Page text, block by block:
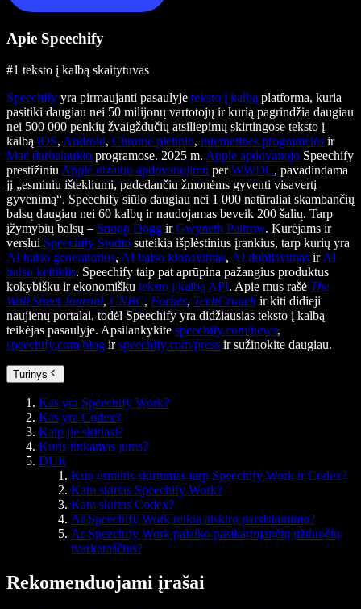
Apie Speechify
#1 teksto į kalbą skaitytuvas
Speechify yra pirmaujanti pasaulyje teksto į kalbą platforma, kuria
pasitiki daugiau nei 50 milijonų vartotojų ir kurią pagrindžia daugiau
nei 500 000 penkių žvaigždučių atsiliepimų skirtingose teksto į
kalbą iOS, Android, Chrome plėtinio, internetinės programėlės ir
Mac darbalaukio programose. 2025 m. Apple apdovanojo Speechify
prestižiniu Apple dizaino apdovanojimu perWWDC, pavadindama
jį „esminiu ištekliumi, padedančiu žmonėms gyventi visavertį
gyvenimą“. Speechify siūlo daugiau nei 1 000 natūraliai skambančių
balsų daugiau nei 60 kalbų ir naudojamas beveik 200 šalių. Tarp
įžymybių balsų – Snoop Dogg irGwyneth Paltrow. Kūrėjams ir
verslui Speechify Studio suteikia išplėstinius įrankius, tarp kurių yra
AI balso generatorius, AI balso klonavimas, AI dubliavimas irAI
balso keitiklis. Speechify taip pat aprūpina pažangius produktus
kokybišku ir ekonomišku teksto į kalbą API. Apie mus rašė The
Wall Street Journal, CNBC, Forbes, TechCrunch ir kiti didieji
naujienų portalai, todėl Speechify yra didžiausias teksto į kalbą
teikėjas pasaulyje. Apsilankykite speechify.com/news,
speechify.com/blog irspeechify.com/press ir sužinokite daugiau.
Turinys
Kas yra Speechify Work?
Kas yra Codex?
Kaip jie skiriasi?
Kuris tinkamas jums?
DUK
Kuo esminis skirtumas tarp Speechify Work ir Codex?
Kam skirtas Speechify Work?
Kam skirtas Codex?
Ar Speechify Work reikia atskiro parsisiuntimo?
Ar Speechify Work palaiko pasikartojančių užduočių
tvarkaraščius?
Rekomenduojami įrašai